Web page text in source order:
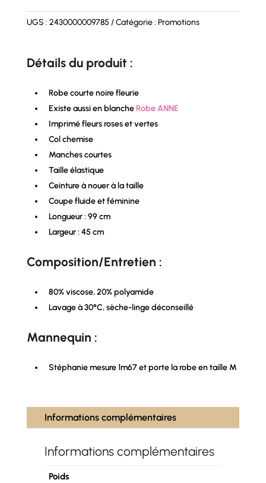
DALILA
UGS : 2430000009785 Catégorie : Promotions
Détails du produit :
Robe courte noire fleurie
Existe aussi en blancheRobe ANNE
Imprimé fleurs roses et vertes
Col chemise
Manches courtes
Taille élastique
Ceinture à nouer à la taille
Coupe fluide et féminine
Longueur : 99 cm
Largeur : 45 cm
Composition/Entretien :
80% viscose, 20% polyamide
Lavage à 30°C, sèche-linge déconseillé
Mannequin :
Stéphanie mesure 1m67 et porte la robe en taille M
Informations complémentaires
Informations complémentaires
Poids